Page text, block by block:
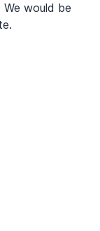
We would be